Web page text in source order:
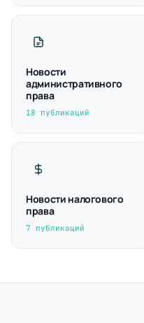
Новости
административного
права
18 публикаций
Новости налогового
права
7 публикаций